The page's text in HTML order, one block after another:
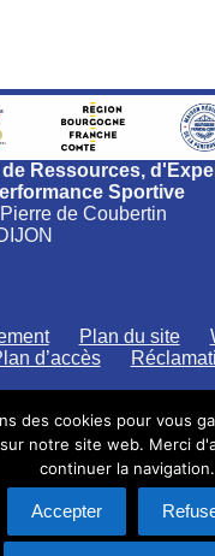
Ressources,
Sportive
de Coubertin
Plan du site
d’accès
Bourgogne Franche-
voie électronique
des cookies pour vous
notre site web. Merci
continuer la navigation.
Accepter